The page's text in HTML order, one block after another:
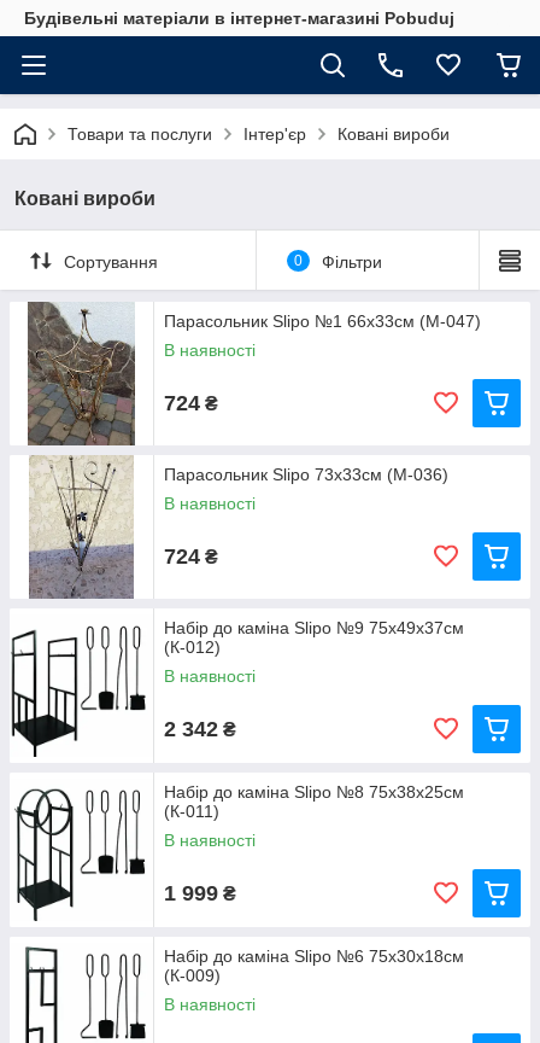
Будівельні матеріали в інтернет-магазині Pobuduj
Товари та послуги Інтер'єр Ковані вироби
Ковані вироби
Сортування 0 Фільтри
Парасольник Slipo №1 66x33см (М-047)
В наявності
724 ₴
Парасольник Slipo 73x33см (М-036)
В наявності
724 ₴
Набір до каміна Slipo №9 75x49x37см
(К-012)
В наявності
2 342 ₴
Набір до каміна Slipo №8 75x38x25см
(К-011)
В наявності
1 999 ₴
Набір до каміна Slipo №6 75x30x18см
(К-009)
В наявності